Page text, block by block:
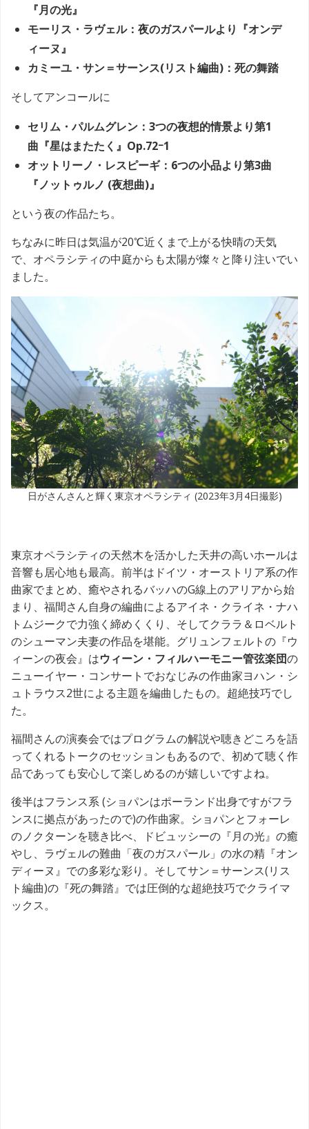
『月の光』
モーリス・ラヴェル：夜のガスパールより『オンデ
ィーヌ』
カミーユ・サン＝サーンス(リスト編曲)：死の舞踏
そしてアンコールに
セリム・パルムグレン：3つの夜想的情景より第1
曲『星はまたたく』Op.72ｰ1
オットリーノ・レスピーギ：6つの小品より第3曲
『ノットゥルノ (夜想曲)』
という夜の作品たち。
ちなみに昨日は気温が20℃近くまで上がる快晴の天気
で、オペラシティの中庭からも太陽が燦々と降り注いでい
ました。
日がさんさんと輝く東京オペラシティ (2023年3月4日撮影)
東京オペラシティの天然木を活かした天井の高いホールは
音響も居心地も最高。前半はドイツ・オーストリア系の作
曲家でまとめ、癒やされるバッハのG線上のアリアから始
まり、福間さん自身の編曲によるアイネ・クライネ・ナハ
トムジークで力強く締めくくり、そしてクララ＆ロベルト
のシューマン夫妻の作品を堪能。グリュンフェルトの『ウ
ィーンの夜会』はウィーン・フィルハーモニー管弦楽団の
ニューイヤー・コンサートでおなじみの作曲家ヨハン・シ
ュトラウス2世による主題を編曲したもの。超絶技巧でし
た。
福間さんの演奏会ではプログラムの解説や聴きどころを語
ってくれるトークのセッションもあるので、初めて聴く作
品であっても安心して楽しめるのが嬉しいですよね。
後半はフランス系 (ショパンはポーランド出身ですがフラ
ンスに拠点があったので)の作曲家。ショパンとフォーレ
のノクターンを聴き比べ、ドビュッシーの『月の光』の癒
やし、ラヴェルの難曲「夜のガスパール」の水の精『オン
ディーヌ』での多彩な彩り。そしてサン＝サーンス(リス
ト編曲)の『死の舞踏』では圧倒的な超絶技巧でクライマ
ックス。